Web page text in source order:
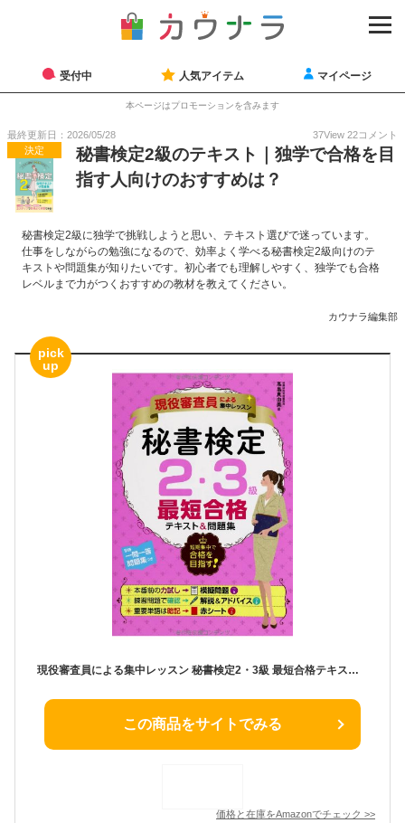
受付中 人気アイテム マイページ
本ページはプロモーションを含みます
最終更新日：2026/05/28 37View 22コメント
決定
秘書検定2級のテキスト｜独学で合格を目
指す人向けのおすすめは？
秘書検定2級に独学で挑戦しようと思い、テキスト選びで迷っています。
仕事をしながらの勉強になるので、効率よく学べる秘書検定2級向けのテ
キストや問題集が知りたいです。初心者でも理解しやすく、独学でも合格
レベルまで力がつくおすすめの教材を教えてください。
カウナラ編集部
pick
up
現役審査員による集中レッスン 秘書検定2・3級 最短合格テキスト&問題集
この商品をサイトでみる
価格と在庫をAmazonでチェック >>